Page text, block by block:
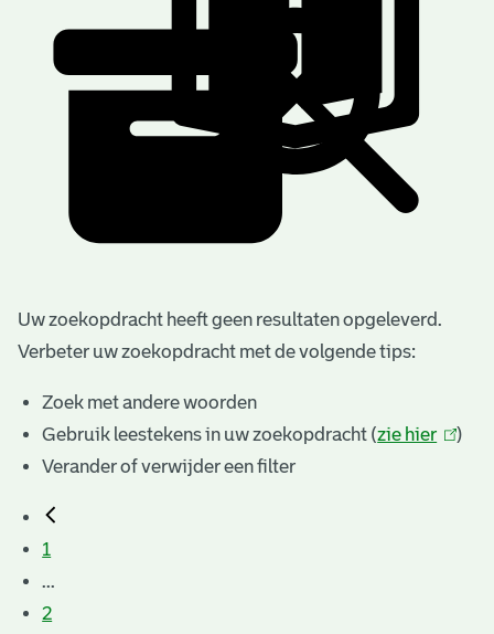
Uw zoekopdracht heeft geen resultaten opgeleverd.
Verbeter uw zoekopdracht met de volgende tips:
Zoek met andere woorden
Gebruik leestekens in uw zoekopdracht (zie hier (link
)
Verander of verwijder een filter
1
...
2